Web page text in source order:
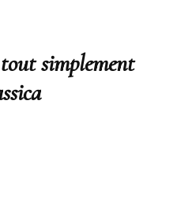
simplement